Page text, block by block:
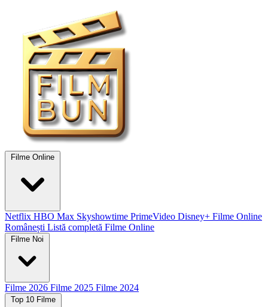
Filme Online
Netflix HBO Max Skyshowtime PrimeVideo Disney+ Filme Online
Românești Listă completă Filme Online
Filme Noi
Filme 2026 Filme 2025 Filme 2024
Top 10 Filme